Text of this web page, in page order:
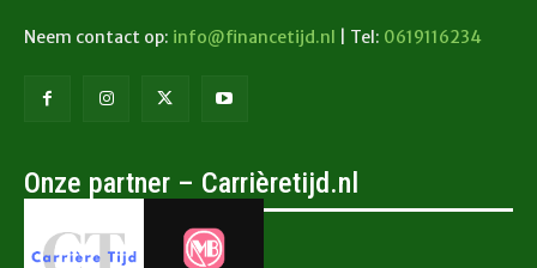
Neem contact op: info@financetijd.nl | Tel: 0619116234
Onze partner – Carrièretijd.nl